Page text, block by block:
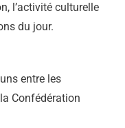
l’activité culturelle
du jour.
entre les
Confédération